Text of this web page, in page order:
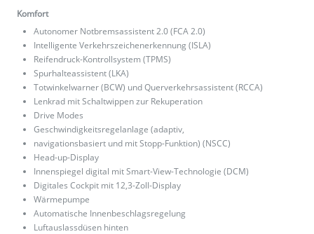
Komfort
Autonomer Notbremsassistent 2.0 (FCA 2.0)
Intelligente Verkehrszeichenerkennung (ISLA)
Reifendruck-Kontrollsystem (TPMS)
Spurhalteassistent (LKA)
Totwinkelwarner (BCW) und Querverkehrsassistent (RCCA)
Lenkrad mit Schaltwippen zur Rekuperation
Drive Modes
Geschwindigkeitsregelanlage (adaptiv,
navigationsbasiert und mit Stopp-Funktion) (NSCC)
Head-up-Display
Innenspiegel digital mit Smart-View-Technologie (DCM)
Digitales Cockpit mit 12,3-Zoll-Display
Wärmepumpe
Automatische Innenbeschlagsregelung
Luftauslassdüsen hinten